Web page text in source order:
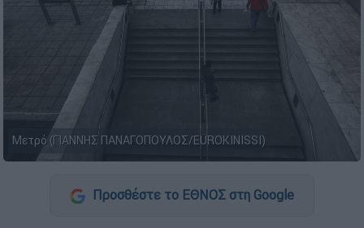
Μετρό (ΓΙΑΝΝΗΣ ΠΑΝΑΓΟΠΟΥΛΟΣ/EUROKINISSI)
Προσθέστε το ΕΘΝΟΣ στη Google